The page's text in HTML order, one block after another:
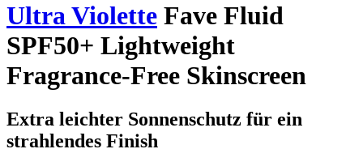
Ultra Violette Fave Fluid
SPF50+ Lightweight
Fragrance-Free Skinscreen
Extra leichter Sonnenschutz für ein
strahlendes Finish